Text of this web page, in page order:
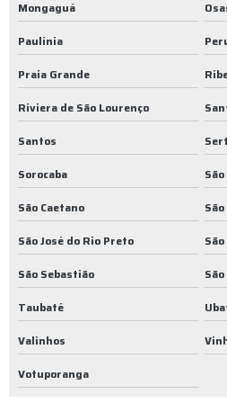
Empresa de caçamba
Empresa de caçamba de entulho
Empresa de caçamba em sp
Empresa de coleta de entulho
Empresa de coleta de lixo
Empresa de coleta de lixo de são paulo
Empresa de coleta de lixo industrial
Empresa de coleta de lixo orgânico
Empresa de coleta de lixo orgânico sp
Empresa de coleta de lixo sp
Empresa de coleta de resíduos orgânicos
Mongaguá
Paulínia
Praia Grande
Riviera de São Lourenço
Santos
Sorocaba
São Caetano
São José do Rio Preto
São Sebastião
Taubaté
Valinhos
Votuporanga